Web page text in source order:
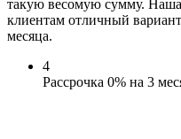
такую весомую сумму.
клиентам отличный
месяца.
4
Рассрочка 0% на 3